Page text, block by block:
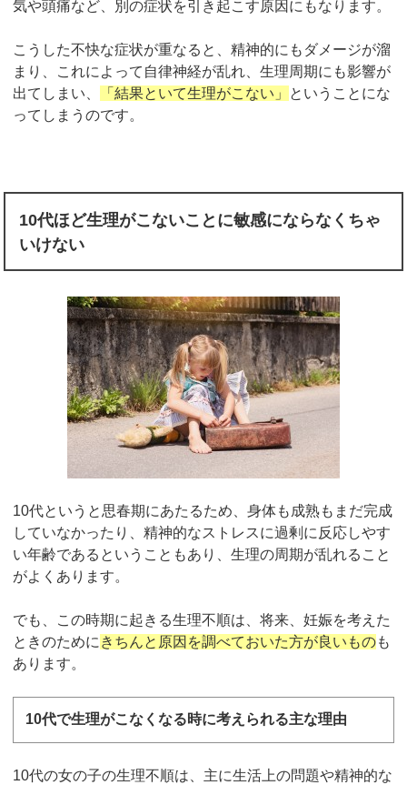
気や頭痛など、別の症状を引き起こす原因にもなります。
こうした不快な症状が重なると、精神的にもダメージが溜
まり、これによって自律神経が乱れ、生理周期にも影響が
出てしまい、
「結果といて生理がこない」 ということにな
ってしまうのです。
10代ほど生理がこないことに敏感にならなくちゃ
いけない
10代というと思春期にあたるため、身体も成熟もまだ完成
していなかったり、精神的なストレスに過剰に反応しやす
い年齢であるということもあり、生理の周期が乱れること
がよくあります。
でも、この時期に起きる生理不順は、将来、妊娠を考えた
ときのために きちんと原因を調べておいた方が良いものも
あります。
10代で生理がこなくなる時に考えられる主な理由
10代の女の子の生理不順は、主に生活上の問題や精神的な